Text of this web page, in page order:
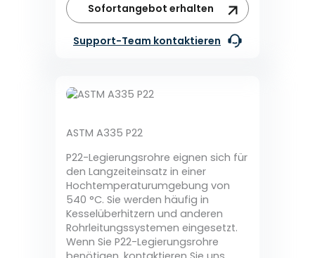
Sofortangebot erhalten
Support-Team kontaktieren
ASTM A335 P22
P22-Legierungsrohre eignen sich für
den Langzeiteinsatz in einer
Hochtemperaturumgebung von
540 °C. Sie werden häufig in
Kesselüberhitzern und anderen
Rohrleitungssystemen eingesetzt.
Wenn Sie P22-Legierungsrohre